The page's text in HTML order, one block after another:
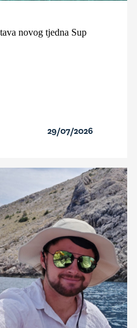
novog tjedna Sup
29/07/2026